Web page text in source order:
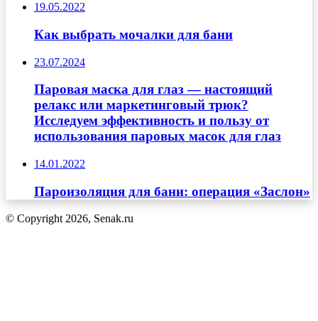
19.05.2022
Как выбрать мочалки для бани
23.07.2024
Паровая маска для глаз — настоящий
релакс или маркетинговый трюк?
Исследуем эффективность и пользу от
использования паровых масок для глаз
14.01.2022
Пароизоляция для бани: операция «Заслон»
© Copyright 2026, Senak.ru